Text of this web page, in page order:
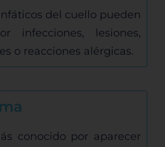
del cuello pueden
infecciones, lesiones,
o reacciones alérgicas.
conocido por aparecer